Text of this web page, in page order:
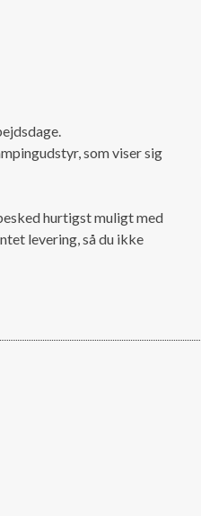
som viser sig
hurtigst muligt med
levering, så du ikke